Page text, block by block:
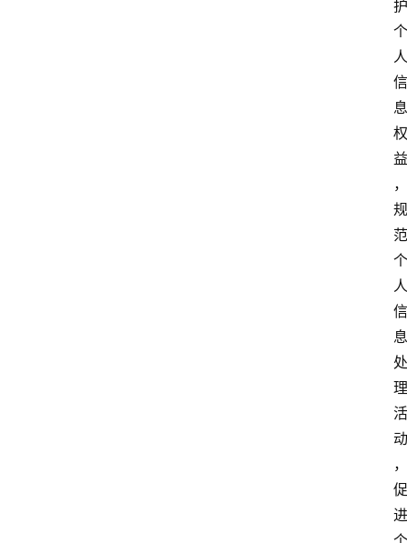
护
个
人
信
息
权
益
，
规
范
个
人
信
息
处
理
活
动
，
促
进